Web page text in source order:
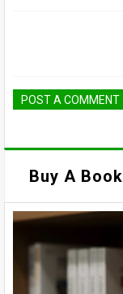
POST A COMMENT
Buy A Book